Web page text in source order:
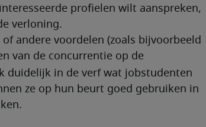
profielen wilt aanspreken,
verloning.
andere voordelen (zoals bijvoorbeeld
van de concurrentie op de
duidelijk in de verf wat jobstudenten
ze op hun beurt goed gebruiken in